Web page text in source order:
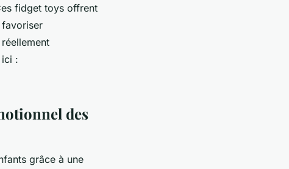
fidget toys offrent
:
des
grâce à une